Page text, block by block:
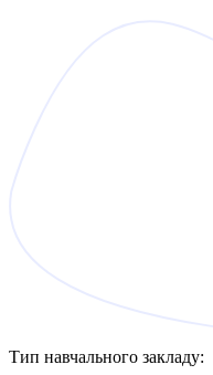
Тип навчального закладу: